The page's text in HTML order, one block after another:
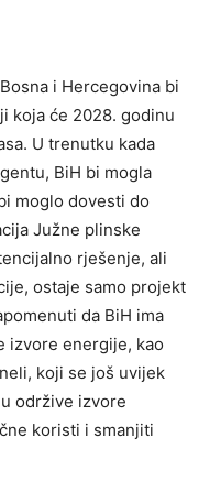
i Hercegovina bi
koja će 2028. godinu
U trenutku kada
BiH bi mogla
moglo dovesti do
Južne plinske
rješenje, ali
ostaje samo projekt
da BiH ima
izvore energije, kao
koji se još uvijek
održive izvore
koristi i smanjiti